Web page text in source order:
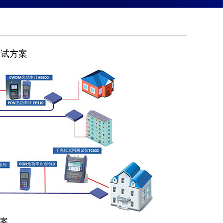
方案